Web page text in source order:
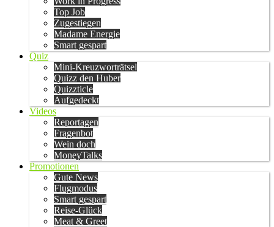
Top Job
Zugestiegen
Madame Energie
Smart gespart
Quiz
Mini-Kreuzworträtsel
Quizz den Huber
Quizzticle
Aufgedeckt
Videos
Reportagen
Fragenbot
Wein doch
MoneyTalks
Promotionen
Gute News
Flugmodus
Smart gespart
Reise-Glück
Meat & Greet